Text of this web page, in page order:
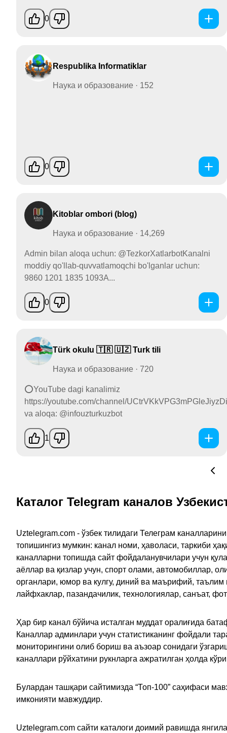
0
Respublika Informatiklar
Наука и образование · 152
0
Kitoblar ombori (blog)
Наука и образование · 14,269
Admin bilan aloqa uchun: @TezkorXatlarbotKanalni
moddiy qo'llab-quvvatlamoqchi bo'lganlar uchun:
9860 1201 1835 1093A...
0
Türk okulu 🇹🇷 🇺🇿 Turk tili
Наука и образование · 720
⭕️YouTube dagi kanalimiz
https://youtube.com/channel/
va aloqa: @infouzturkuzbot
1
Каталог Telegram каналов
Uztelegram.com - ўзбек тилидаги Телеграм
топишингиз мумкин: канал номи, ҳаволаси, таркиби
каналларни топишда сайт фойдаланувчилари учун
аёллар ва қизлар учун, спорт олами, автомобиллар,
органлари, юмор ва кулгу, диний ва маърифий,
лайфхаклар, пазандачилик, технологиялар, санъат,
Ҳар бир канал бўйича исталган муддат оралиғида
Каналлар админлари учун статистиканинг фойдали
мониторингини олиб бориш ва аъзоар сонидаги
каналлари рўйхатини рукнларга ажратилган ҳолда
Булардан ташқари сайтимизда “Топ-100” саҳифаси
имконияти мавжуддир.
Uztelegram.com сайти каталоги доимий равишда